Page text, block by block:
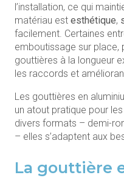
l’installation, ce qui
matériau est esthétique,
facilement. Certaines
emboutissage sur place,
gouttières à la longueur
les raccords et
Les gouttières en
un atout pratique pour
divers formats – demi-
– elles s’adaptent aux
La gouttière